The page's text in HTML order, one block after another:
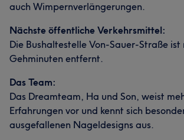
auch Wimpernverlängerungen.
Nächste öffentliche Verkehrsmittel:
Die Bushaltestelle Von-Sauer-Straße
Gehminuten entfernt.
Das Team:
Das Dreamteam, Ha und Son, weist
Erfahrungen vor und kennt sich
ausgefallenen Nageldesigns aus.